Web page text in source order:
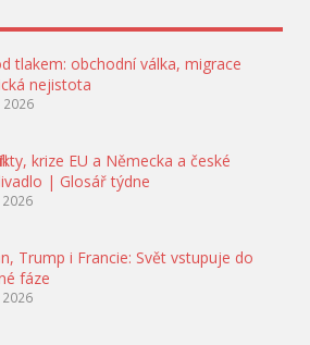
tlakem: obchodní válka, migrace
nejistota
2026
krize EU a Německa a české
| Glosář týdne
2026
Trump i Francie: Svět vstupuje do
fáze
2026